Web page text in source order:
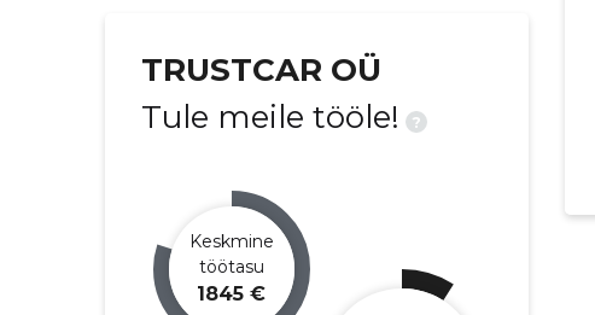
TRUSTCAR OÜ
Tule meile tööle!
?
Keskmine
töötasu
1845 €